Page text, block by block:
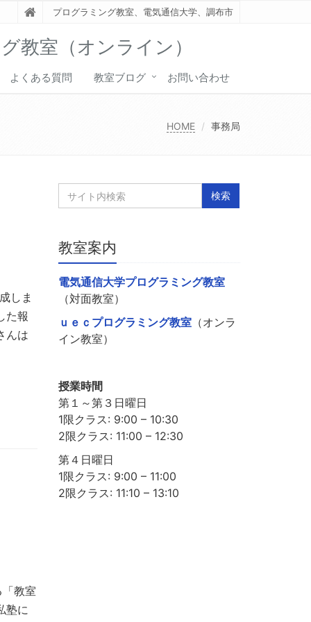
プログラミング教室、電気通信大学、調布市
教室（オンライン）
よくある質問 教室ブログ お問い合わせ
HOME 事務局
しま
た報
んは
教室
塾に
教室案内
電気通信大学プログラミング教室
（対面教室）
ｕｅｃプログラミング教室（オンラ
イン教室）
授業時間
第１～第３日曜日
1限クラス: 9:00 – 10:30
2限クラス: 11:00 – 12:30
第４日曜日
1限クラス: 9:00 – 11:00
2限クラス: 11:10 – 13:10